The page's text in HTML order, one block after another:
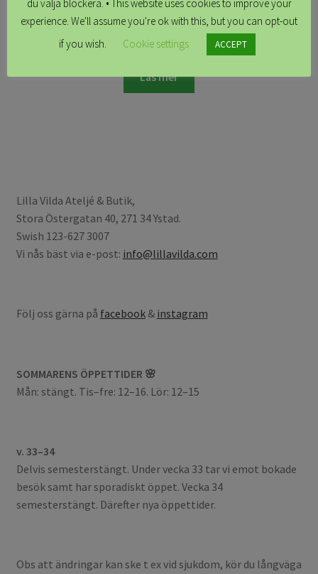
Feministkurbits set, pannband snurrat & halsbuff
kr529.00
Läs mer
Lilla Vilda Ateljé & Butik,
Stora Östergatan 40, 271 34 Ystad.
Swish 123-627 3007
Vi nås bäst via e-post: info@lillavilda.com
Följ oss gärna på facebook& instagram
SOMMARENS ÖPPETTIDER 🌸
Mån: stängt. Tis–fre: 12–16. Lör: 12–15
v. 33–34
Delvis semesterstängt. Under vecka 33 tar vi emot bokade
besök samt har sporadiskt öppet. Vecka 34
semesterstängt. Därefter nya öppettider.
Obs att ändringar kan ske t ex vid sjukdom, kör du långväga
du välja blockera. • This website uses cookies to improve your
experience. We'll assume you're ok with this, but you can opt-out
if you wish.
Cookie settings ACCEPT